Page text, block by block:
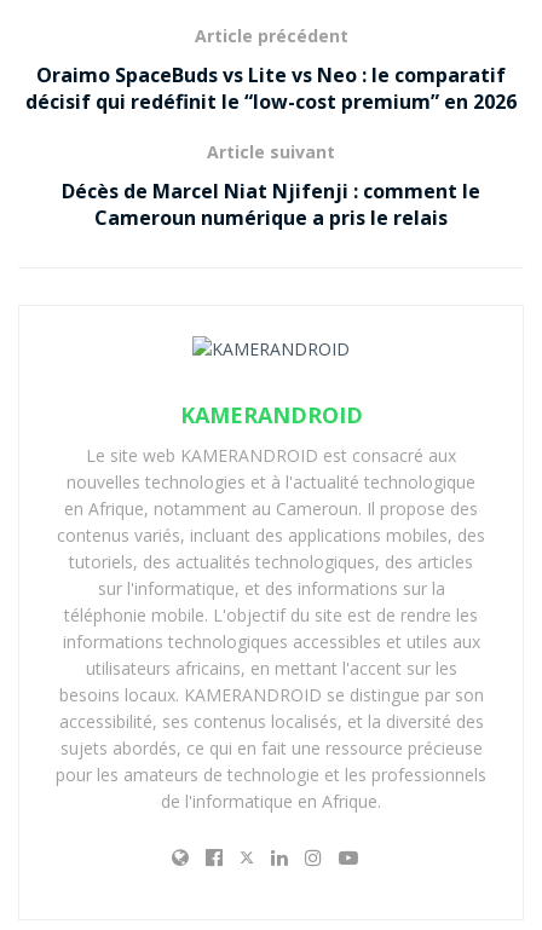
Article précédent
Oraimo SpaceBuds vs Lite vs Neo : le comparatif
décisif qui redéfinit le “low-cost premium” en 2026
Article suivant
Décès de Marcel Niat Njifenji : comment le
Cameroun numérique a pris le relais
KAMERANDROID
Le site web KAMERANDROID est consacré aux
nouvelles technologies et à l'actualité technologique
en Afrique, notamment au Cameroun. Il propose des
contenus variés, incluant des applications mobiles, des
tutoriels, des actualités technologiques, des articles
sur l'informatique, et des informations sur la
téléphonie mobile. L'objectif du site est de rendre les
informations technologiques accessibles et utiles aux
utilisateurs africains, en mettant l'accent sur les
besoins locaux. KAMERANDROID se distingue par son
accessibilité, ses contenus localisés, et la diversité des
sujets abordés, ce qui en fait une ressource précieuse
pour les amateurs de technologie et les professionnels
de l'informatique en Afrique.